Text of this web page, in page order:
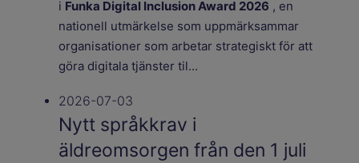
i Funka Digital Inclusion Award 2026 , en
nationell utmärkelse som uppmärksammar
organisationer som arbetar strategiskt för att
göra digitala tjänster til...
2026-07-03
Nytt språkkrav i
äldreomsorgen från den 1 juli